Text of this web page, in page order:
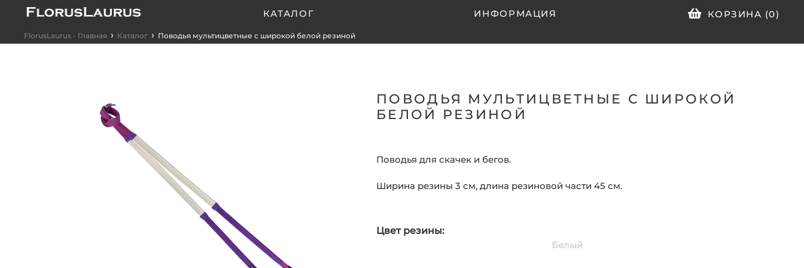
КАТАЛОГ ИНФОРМАЦИЯ КОРЗИНА (0)
FlorusLaurus - Главная › Каталог › Поводья мультицветные с широкой белой резиной
ПОВОДЬЯ МУЛЬТИЦВЕТНЫЕ С ШИРОКОЙ
БЕЛОЙ РЕЗИНОЙ
Поводья для скачек и бегов.
Ширина резины 3 см, длина резиновой части 45 см.
Цвет резины:
Белый